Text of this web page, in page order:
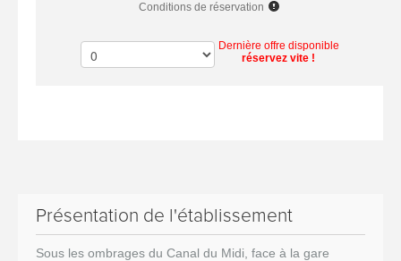
Conditions de réservation
Dernière offre disponible
réservez vite !
Présentation de l'établissement
Sous les ombrages du Canal du Midi, face à la gare